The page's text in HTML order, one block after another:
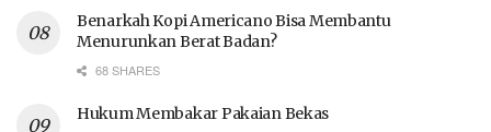
Benarkah Kopi Americano Bisa Membantu
Menurunkan Berat Badan?
68 SHARES
Hukum Membakar Pakaian Bekas